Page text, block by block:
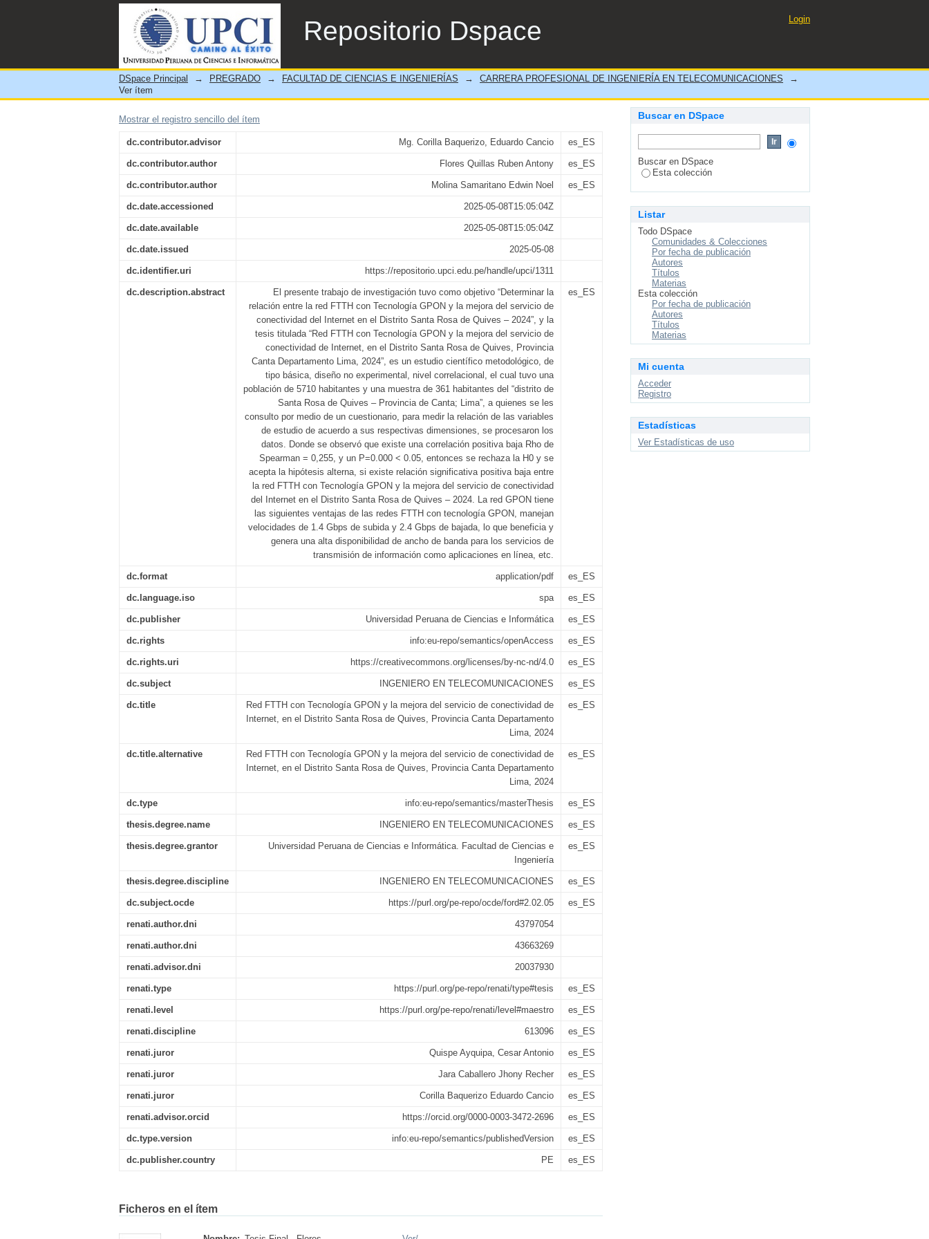
Repositorio Dspace
Red FTTH con Tecnología GPON y la mejora del servicio de conectividad de Internet, en el
Distrito Santa Rosa de Quives, Provincia Canta Departamento Lima, 2024
Login
DSpace Principal → PREGRADO → FACULTAD DE CIENCIAS E INGENIERÍAS → CARRERA PROFESIONAL DE INGENIERÍA EN TELECOMUNICACIONES
→
Ver ítem
Mostrar el registro sencillo del ítem
dc.contributor.advisor Mg. Corilla Baquerizo, Eduardo Cancio es_ES
dc.contributor.author Flores Quillas Ruben Antony es_ES
dc.contributor.author Molina Samaritano Edwin Noel es_ES
dc.date.accessioned 2025-05-08T15:05:04Z
dc.date.available 2025-05-08T15:05:04Z
dc.date.issued 2025-05-08
dc.identifier.uri https://repositorio.upci.edu.pe/handle/upci/1311
dc.description.abstract
El presente trabajo de investigación tuvo como objetivo “Determinar la
relación entre la red FTTH con Tecnología GPON y la mejora del servicio de
conectividad del Internet en el Distrito Santa Rosa de Quives – 2024”, y la
tesis titulada “Red FTTH con Tecnología GPON y la mejora del servicio de
conectividad de Internet, en el Distrito Santa Rosa de Quives, Provincia
Canta Departamento Lima, 2024”, es un estudio científico metodológico, de
tipo básica, diseño no experimental, nivel correlacional, el cual tuvo una
población de 5710 habitantes y una muestra de 361 habitantes del “distrito de
Santa Rosa de Quives – Provincia de Canta; Lima”, a quienes se les
consulto por medio de un cuestionario, para medir la relación de las variables
de estudio de acuerdo a sus respectivas dimensiones, se procesaron los
datos. Donde se observó que existe una correlación positiva baja Rho de
Spearman = 0,255, y un P=0.000 < 0.05, entonces se rechaza la H0 y se
acepta la hipótesis alterna, si existe relación significativa positiva baja entre
la red FTTH con Tecnología GPON y la mejora del servicio de conectividad
del Internet en el Distrito Santa Rosa de Quives – 2024. La red GPON tiene
las siguientes ventajas de las redes FTTH con tecnología GPON, manejan
velocidades de 1.4 Gbps de subida y 2.4 Gbps de bajada, lo que beneficia y
genera una alta disponibilidad de ancho de banda para los servicios de
transmisión de información como aplicaciones en línea, etc.
es_ES
dc.format application/pdf es_ES
dc.language.iso spa es_ES
dc.publisher Universidad Peruana de Ciencias e Informática es_ES
dc.rights info:eu-repo/semantics/openAccess es_ES
dc.rights.uri https://creativecommons.org/licenses/by-nc-nd/4.0 es_ES
dc.subject INGENIERO EN TELECOMUNICACIONES es_ES
dc.title
Red FTTH con Tecnología GPON y la mejora del servicio de conectividad de
Internet, en el Distrito Santa Rosa de Quives, Provincia Canta Departamento
Lima, 2024
es_ES
dc.title.alternative
Red FTTH con Tecnología GPON y la mejora del servicio de conectividad de
Internet, en el Distrito Santa Rosa de Quives, Provincia Canta Departamento
Lima, 2024
es_ES
dc.type info:eu-repo/semantics/masterThesis es_ES
thesis.degree.name INGENIERO EN TELECOMUNICACIONES es_ES
thesis.degree.grantor
Universidad Peruana de Ciencias e Informática. Facultad de Ciencias e
Ingeniería
es_ES
thesis.degree.discipline INGENIERO EN TELECOMUNICACIONES es_ES
dc.subject.ocde https://purl.org/pe-repo/ocde/ford#2.02.05 es_ES
renati.author.dni 43797054
renati.author.dni 43663269
renati.advisor.dni 20037930
renati.type https://purl.org/pe-repo/renati/type#tesis es_ES
renati.level https://purl.org/pe-repo/renati/level#maestro es_ES
renati.discipline 613096 es_ES
renati.juror Quispe Ayquipa, Cesar Antonio es_ES
renati.juror Jara Caballero Jhony Recher es_ES
renati.juror Corilla Baquerizo Eduardo Cancio es_ES
renati.advisor.orcid https://orcid.org/0000-0003-3472-2696 es_ES
dc.type.version info:eu-repo/semantics/publishedVersion es_ES
dc.publisher.country PE es_ES
Ficheros en el ítem
Buscar en DSpace
Buscar en DSpace
Esta colección
Listar
Todo DSpace
Comunidades & Colecciones
Por fecha de publicación
Autores
Títulos
Materias
Esta colección
Por fecha de publicación
Autores
Títulos
Materias
Mi cuenta
Acceder
Registro
Estadísticas
Ver Estadísticas de uso